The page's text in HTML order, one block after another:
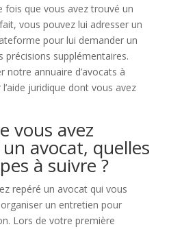
fois que vous avez trouvé un
vous pouvez lui adresser un
pour lui demander un
précisions supplémentaires.
notre annuaire d’avocats à
juridique dont vous avez
vous avez
avocat, quelles
à suivre ?
repéré un avocat qui vous
un entretien pour
Lors de votre première